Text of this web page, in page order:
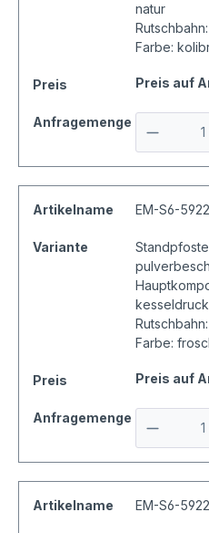
natur
Farbe:
Preis Preis auf
Anfragemenge
Artikelname EM-S6-
Variante
Farbe:
Preis Preis auf
Anfragemenge
Artikelname EM-S6-